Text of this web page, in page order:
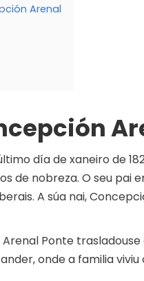
Arenal
día de xaneiro de
de nobreza. O seu pai
A súa nai,
Arenal Ponte
onde a familia